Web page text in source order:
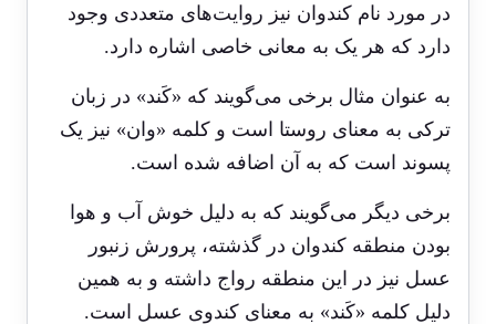
در مورد نام کندوان نیز روایت‌های متعددی وجود
دارد که هر یک به معانی خاصی اشاره دارد.
به عنوان مثال برخی می‌گویند که «کَند» در زبان
ترکی به معنای روستا است و کلمه «وان» نیز یک
پسوند است که به آن اضافه شده است.
برخی دیگر می‌گویند که به دلیل خوش آب و هوا
بودن منطقه کندوان در گذشته، پرورش زنبور
عسل نیز در این منطقه رواج داشته و به همین
دلیل کلمه «کَند» به معنای کندوی عسل است.